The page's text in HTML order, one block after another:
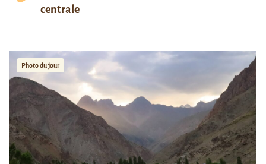
centrale
Photo du jour